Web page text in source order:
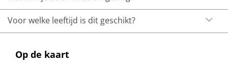
Voor welke leeftijd is dit geschikt?
Op de kaart